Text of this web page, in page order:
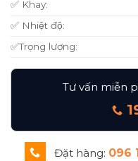
✅ Khay:
✅ Nhiệt độ:
✅Trọng lượng:
Tư vấn miễn
Đặt hàng: 096